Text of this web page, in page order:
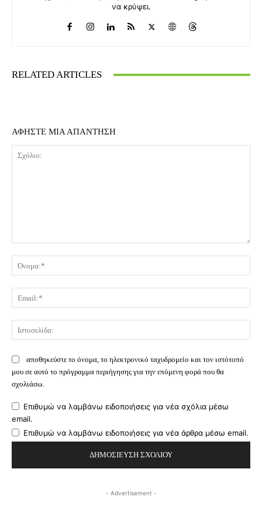
να κρύψει.
RELATED ARTICLES
ΑΦΗΣΤΕ ΜΙΑ ΑΠΑΝΤΗΣΗ
αποθηκεύστε το όνομα, το ηλεκτρονικό ταχυδρομείο και τον ιστότοπό
μου σε αυτό το πρόγραμμα περιήγησης για την επόμενη φορά που θα
σχολιάσω.
Επιθυμώ να λαμβάνω ειδοποιήσεις για νέα σχόλια μέσω
email.
Επιθυμώ να λαμβάνω ειδοποιήσεις για νέα άρθρα μέσω email.
- Advertisement -